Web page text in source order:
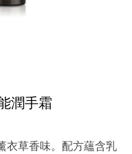
潤手霜
衣草香味。配方蘊含乳